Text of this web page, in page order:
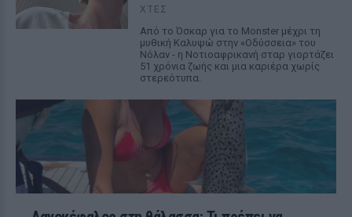
ΧΤΕΣ
Από το Όσκαρ για το Monster μέχρι τη
μυθική Καλυψώ στην «Οδύσσεια» του
Νόλαν - η Νοτιοαφρικανή σταρ γιορτάζει
51 χρόνια ζωής και μια καριέρα χωρίς
στερεότυπα.